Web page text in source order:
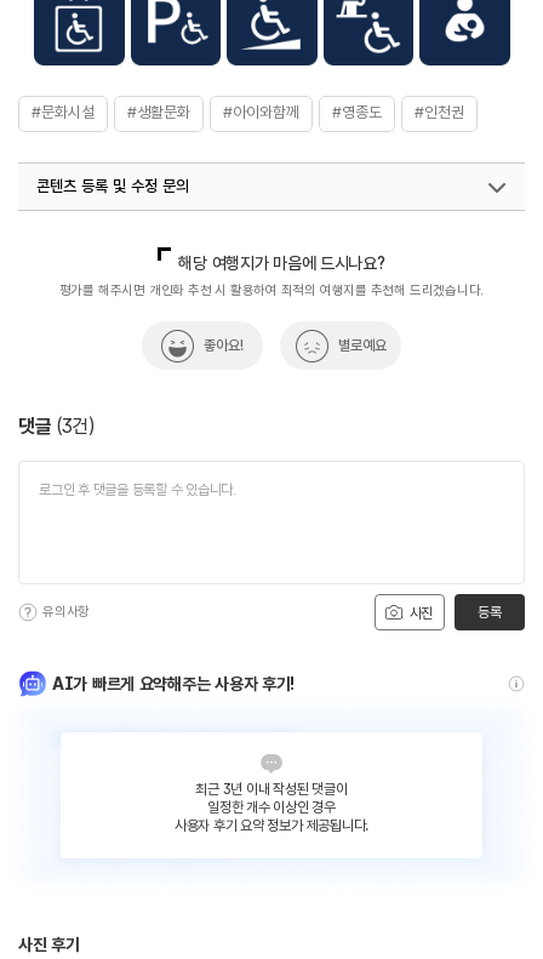
- 단체 500원
※ 무료
- 6세 이하 / 65세 이상
#문화시설 #생활문화 #아이와함께 #영종도 #인천권
콘텐츠 등록 및 수정 문의
열린관광콘텐츠팀(열린관광-모두의여행)
033-738-3425
해당 여행지가 마음에 드시나요?
평가를 해주시면 개인화 추천 시 활용하여 최적의 여행지를 추천해 드리겠습니다.
좋아요! 별로예요
댓글 (3건)
사진
유의사항 등록
AI가 빠르게 요약해주는 사용자 후기!
최근 3년 이내 작성된 댓글이
일정한 개수 이상인 경우
사용자 후기 요약 정보가 제공됩니다.
사진 후기